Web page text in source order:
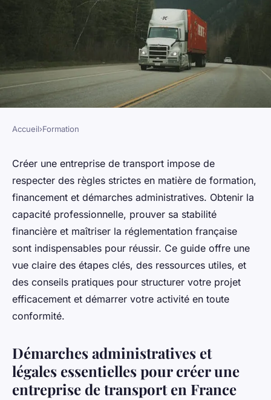
Créer son entreprise de
transport : formation,
financement et conseils
Adrien•27 mai 2025•5 min de lecture
Accueil›Formation
Créer une entreprise de transport impose de
respecter des règles strictes en matière de formation,
financement et démarches administratives. Obtenir la
capacité professionnelle, prouver sa stabilité
financière et maîtriser la réglementation française
sont indispensables pour réussir. Ce guide offre une
vue claire des étapes clés, des ressources utiles, et
des conseils pratiques pour structurer votre projet
efficacement et démarrer votre activité en toute
conformité.
Démarches administratives et
légales essentielles pour créer une
entreprise de transport en France